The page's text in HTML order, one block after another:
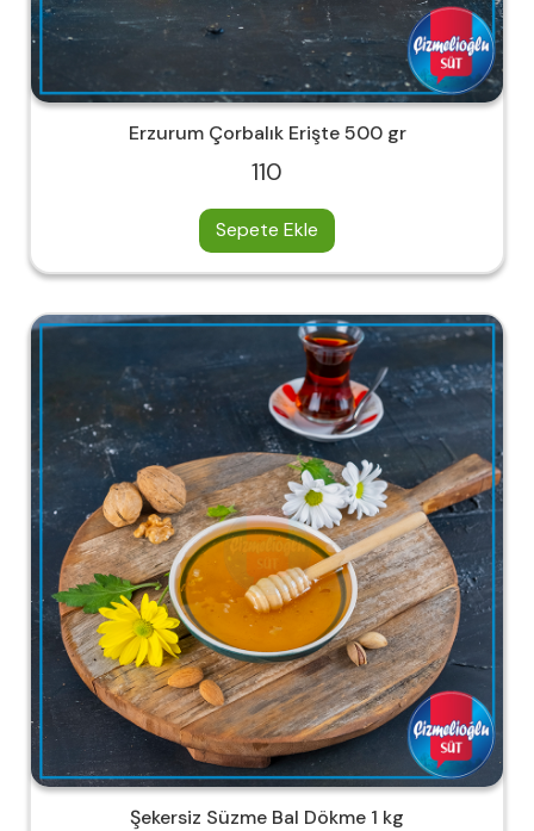
Erzurum Çorbalık Erişte 500 gr
110
Sepete Ekle
Şekersiz Süzme Bal Dökme 1 kg